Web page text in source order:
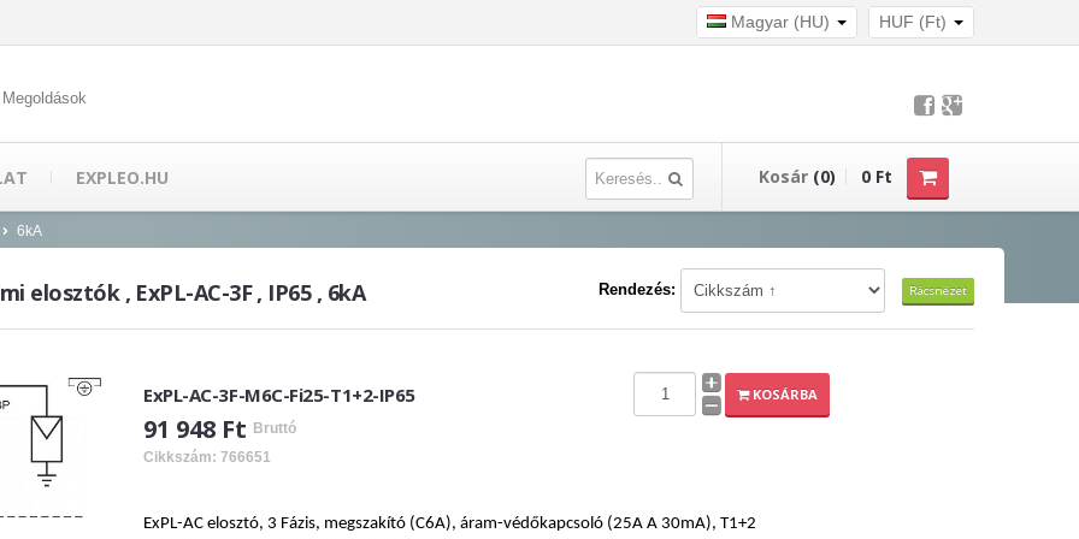
Magyar (HU) HUF (Ft)
EXPLEO.HU Kosár (0) 0 Ft
6kA
elosztók , ExPL-AC-3F , IP65 , 6kA Rendezés: Rácsnézet
ExPL-AC-3F-M6C-Fi25-T1+2-IP65
91 948 Ft Bruttó
Cikkszám: 766651
KOSÁRBA
ExPL-AC elosztó, 3 Fázis, megszakító (C6A), áram-védőkapcsoló (25A A 30mA), T1+2